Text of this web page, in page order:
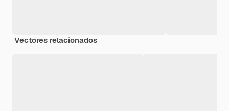
Vectores relacionados